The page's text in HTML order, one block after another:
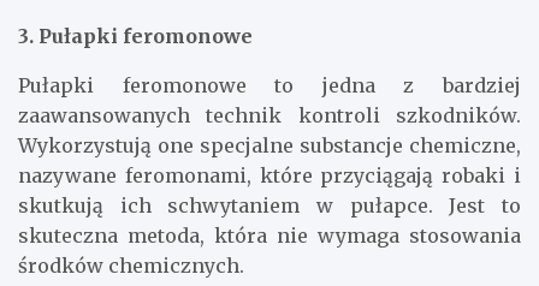
3. Pułapki feromonowe
Pułapki feromonowe to jedna z bardziej
zaawansowanych technik kontroli szkodników.
Wykorzystują one specjalne substancje chemiczne,
nazywane feromonami, które przyciągają robaki i
skutkują ich schwytaniem w pułapce. Jest to
skuteczna metoda, która nie wymaga stosowania
środków chemicznych.